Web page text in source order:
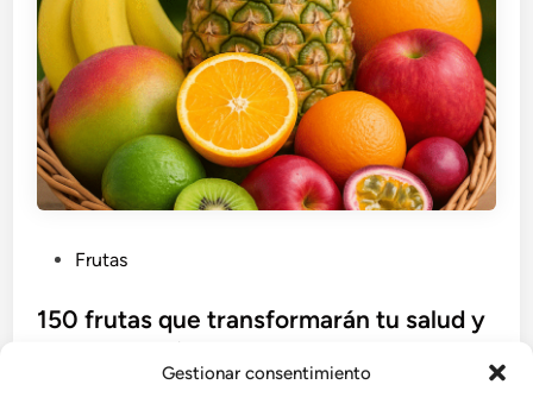
Gestionar consentimiento
b
Frutas
150 frutas que transformarán tu salud y
llenarán tu vida de energía